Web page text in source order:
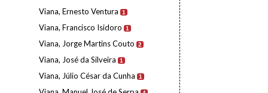
Viana, Ernesto Ventura 1
Viana, Francisco Isidoro 1
Viana, Jorge Martins Couto 2
Viana, José da Silveira 1
Viana, Júlio César da Cunha 1